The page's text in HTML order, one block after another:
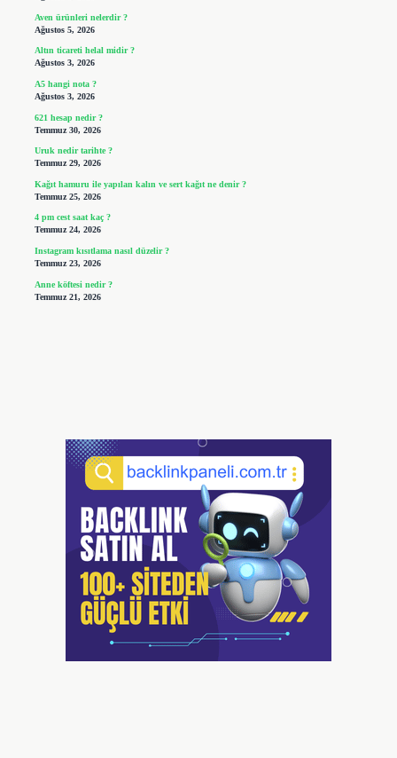
Aven ürünleri nelerdir ?
Ağustos 5, 2026
Altın ticareti helal midir ?
Ağustos 3, 2026
A5 hangi nota ?
Ağustos 3, 2026
621 hesap nedir ?
Temmuz 30, 2026
Uruk nedir tarihte ?
Temmuz 29, 2026
Kağıt hamuru ile yapılan kalın ve sert kağıt ne denir ?
Temmuz 25, 2026
4 pm cest saat kaç ?
Temmuz 24, 2026
Instagram kısıtlama nasıl düzelir ?
Temmuz 23, 2026
Anne köftesi nedir ?
Temmuz 21, 2026